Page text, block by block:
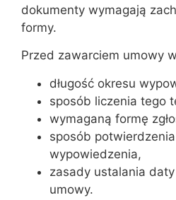
dokumenty wymagają
formy.
Przed zawarciem umowy
długość okresu
sposób liczenia tego
wymaganą formę
sposób
wypowiedzenia,
zasady ustalania
umowy.